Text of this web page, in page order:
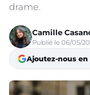
drame.
Camille
Publié le 06/05/
Ajoutez-nous